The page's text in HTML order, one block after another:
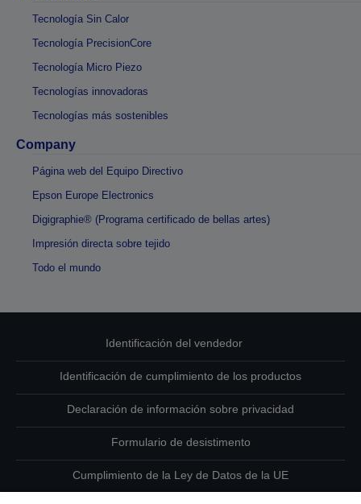
Tecnología Sin Calor
Tecnología PrecisionCore
Tecnología Micro Piezo
Tecnologías innovadoras
Tecnologías más sostenibles
Company
Página web del Equipo Directivo
Epson Europe Electronics
Digigraphie® (Programa certificado de bellas artes)
Impresión directa sobre tejido
Todo el mundo
Identificación del vendedor
Identificación de cumplimiento de los productos
Declaración de información sobre privacidad
Formulario de desistimento
Cumplimiento de la Ley de Datos de la UE